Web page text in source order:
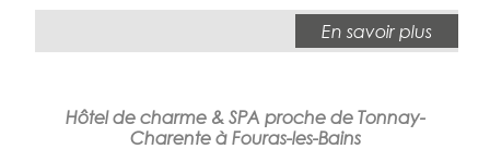
En savoir plus
Hôtel de charme & SPA proche de Tonnay-
Charente à Fouras-les-Bains